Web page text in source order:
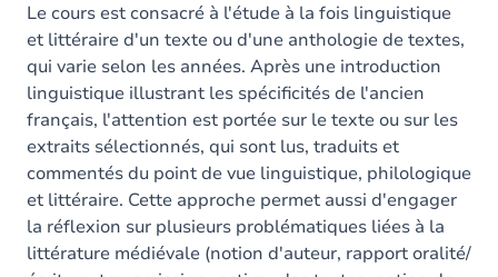
Le cours est consacré à l'étude à la fois linguistique
et littéraire d'un texte ou d'une anthologie de textes,
qui varie selon les années. Après une introduction
linguistique illustrant les spécificités de l'ancien
français, l'attention est portée sur le texte ou sur les
extraits sélectionnés, qui sont lus, traduits et
commentés du point de vue linguistique, philologique
et littéraire. Cette approche permet aussi d'engager
la réflexion sur plusieurs problématiques liées à la
littérature médiévale (notion d'auteur, rapport oralité/